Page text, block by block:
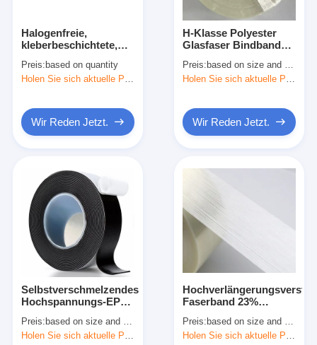
Produkte
Über uns
Fabrik-Ausflug
Qualitätskontrolle
Treten Sie mit uns in Verbindung
Halogenfreie,
kleberbeschichtete,
Schlauchflammhemmend
Wasserdicht
Preis: based on quantity
Wir Reden Jetzt.
H-Klasse Polyester
Glasfaser Bindband
Preis: based on size and quantity
Wir Reden Jetzt.
Selbstverschmelzendes
Hochspannungs-EPR-
zum Spleißen von
Kabeln
Preis: based on size and quantity
Faserband 23%
Synthetikfaser
verstärkt
Preis: based on size and quantity